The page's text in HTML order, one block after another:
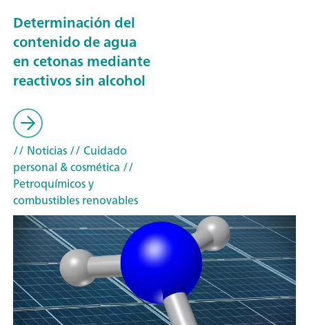
Determinación del
contenido de agua
en cetonas mediante
reactivos sin alcohol
// Noticias// Cuidado
personal & cosmética //
Petroquímicos y
combustibles renovables